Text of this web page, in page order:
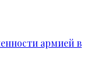
армией в